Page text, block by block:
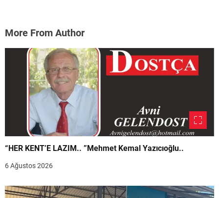
More From Author
“HER KENT’E LAZIM.. ”Mehmet Kemal Yazıcıoğlu..
6 Ağustos 2026